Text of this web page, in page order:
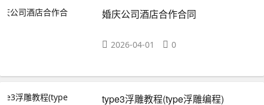
婚庆公司酒店合作合同
2026-04-01 0
type3浮雕教程(type浮雕编程)